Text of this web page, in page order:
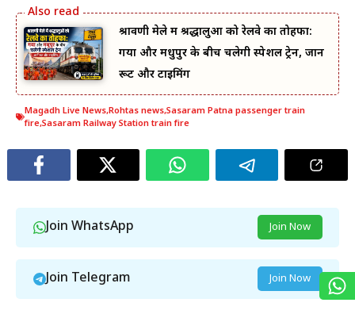
श्रावणी मेले में श्रद्धालुओं को रेलवे का तोहफा:
गया और मधुपुर के बीच चलेगी स्पेशल ट्रेन, जानें
रूट और टाइमिंग
Magadh Live News,Rohtas news,Sasaram Patna passenger train
fire,Sasaram Railway Station train fire
Join WhatsApp Join Now
Join Telegram Join Now